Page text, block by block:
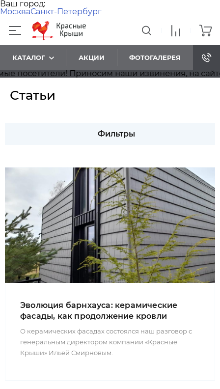
Ваш город:
МоскваСанкт-Петербург
КАТАЛОГ АКЦИИ ФОТОГАЛЕРЕЯ
Приносим наши извинения, на сайте идёт
Статьи
Фильтры
Эволюция барнхауса: керамические
фасады, как продолжение кровли
О керамических фасадах состоялся наш разговор с
генеральным директором компании «Красные
Крыши» Ильей Смирновым.